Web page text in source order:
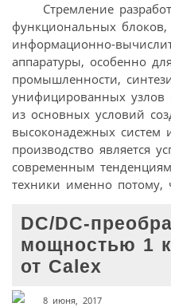
Стремление
функциональных
информационно-
аппаратуры, особенно
промышленности,
унифицированных узлов
из основных условий
высоконадежных систем
производство является
современным
техники именно потому,
DC/DC-
мощностью 1
от Calex
8 июня, 2017